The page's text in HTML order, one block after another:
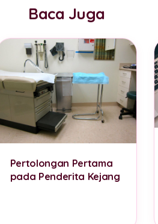
Baca Juga
Pertolongan Pertama
pada Penderita Kejang